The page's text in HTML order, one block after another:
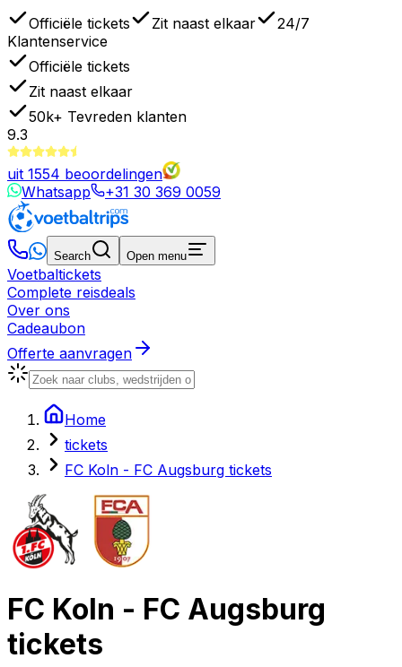
Officiële tickets Zit naast elkaar
24/7
Klantenservice
Officiële tickets
Zit naast elkaar
50k+ Tevreden klanten
9.3
uit 1554 beoordelingen
Whatsapp
+31 30 369 0059
Search Open menu
Voetbaltickets
Complete reisdeals
Over ons
Cadeaubon
Offerte aanvragen
Home
tickets
FC Koln - FC Augsburg tickets
FC Koln - FC Augsburg
tickets